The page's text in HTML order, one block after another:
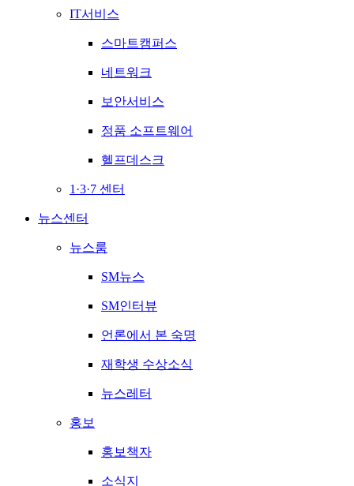
IT서비스
스마트캠퍼스
네트워크
보안서비스
정품 소프트웨어
헬프데스크
1·3·7 센터
뉴스센터
뉴스룸
SM뉴스
SM인터뷰
언론에서 본 숙명
재학생 수상소식
뉴스레터
홍보
홍보책자
소식지